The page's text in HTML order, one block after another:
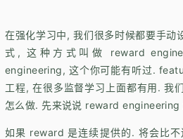
在强化学习中, 我们很多时候都要手
式, 这种方式叫做 reward
engineering, 这个你可能有听过.
工程, 在很多监督学习上面都有用. 我
怎么做. 先来说说 reward engineering
如果 reward 是连续提供的. 将会比